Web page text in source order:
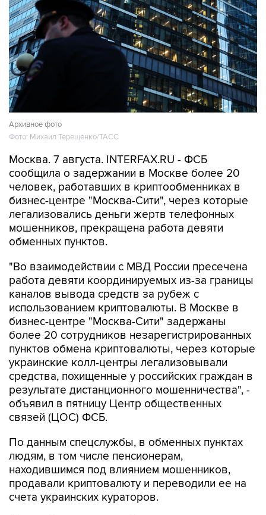
Архивное фото
Фото: Михаил Терещенко/ТАСС
Москва. 7 августа. INTERFAX.RU - ФСБ
сообщила о задержании в Москве более 20
человек, работавших в криптообменниках в
бизнес-центре "Москва-Сити", через которые
легализовались деньги жертв телефонных
мошенников, прекращена работа девяти
обменных пунктов.
"Во взаимодействии с МВД России пресечена
работа девяти координируемых из-за границы
каналов вывода средств за рубеж с
использованием криптовалюты. В Москве в
бизнес-центре "Москва-Сити" задержаны
более 20 сотрудников незарегистрированных
пунктов обмена криптовалюты, через которые
украинские колл-центры легализовывали
средства, похищенные у российских граждан в
результате дистанционного мошенничества", -
объявил в пятницу Центр общественных
связей (ЦОС) ФСБ.
По данным спецслужбы, в обменных пунктах
людям, в том числе пенсионерам,
находившимся под влиянием мошенников,
продавали криптовалюту и переводили ее на
счета украинских кураторов.